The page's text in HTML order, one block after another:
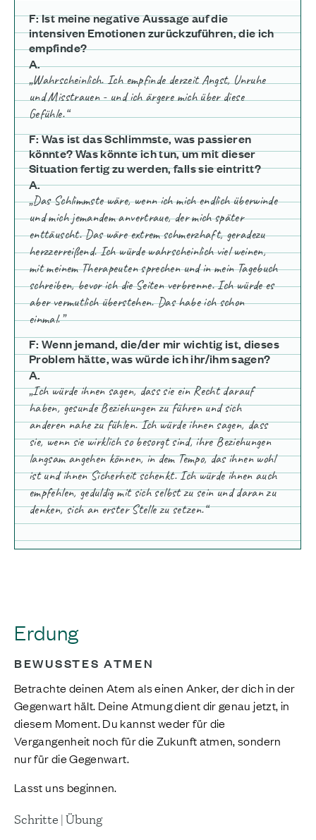
F: Ist meine negative Aussage auf die
intensiven Emotionen zurückzuführen, die ich
empfinde?
A.
„Wahrscheinlich. Ich empfinde derzeit Angst, Unruhe
und Misstrauen - und ich ärgere mich über diese
Gefühle.“
F: Was ist das Schlimmste, was passieren
könnte? Was könnte ich tun, um mit dieser
Situation fertig zu werden, falls sie eintritt?
A.
„Das Schlimmste wäre, wenn ich mich endlich überwinde
und mich jemandem anvertraue, der mich später
enttäuscht. Das wäre extrem schmerzhaft, geradezu
herzzerreißend. Ich würde wahrscheinlich viel weinen,
mit meinem Therapeuten sprechen und in mein Tagebuch
schreiben, bevor ich die Seiten verbrenne. Ich würde es
aber vermutlich überstehen. Das habe ich schon
einmal.”
F: Wenn jemand, die/der mir wichtig ist, dieses
Problem hätte, was würde ich ihr/ihm sagen?
A.
„Ich würde ihnen sagen, dass sie ein Recht darauf
haben, gesunde Beziehungen zu führen und sich
anderen nahe zu fühlen. Ich würde ihnen sagen, dass
sie, wenn sie wirklich so besorgt sind, ihre Beziehungen
langsam angehen können, in dem Tempo, das ihnen wohl
ist und ihnen Sicherheit schenkt. Ich würde ihnen auch
empfehlen, geduldig mit sich selbst zu sein und daran zu
denken, sich an erster Stelle zu setzen.“
Erdung
BEWUSSTES ATMEN
Betrachte deinen Atem als einen Anker, der dich in der
Gegenwart hält. Deine Atmung dient dir genau jetzt, in
diesem Moment. Du kannst weder für die
Vergangenheit noch für die Zukunft atmen, sondern
nur für die Gegenwart.
Lasst uns beginnen.
Schritte | Übung